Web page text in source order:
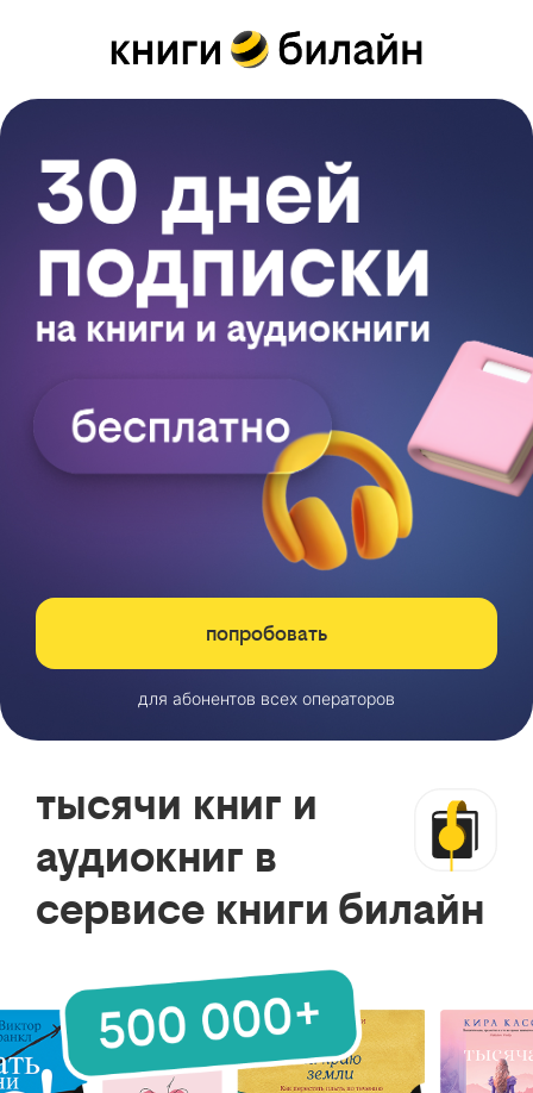
попробовать
для абонентов всех операторов
тысячи книг и
аудиокниг в
сервисе книги билайн